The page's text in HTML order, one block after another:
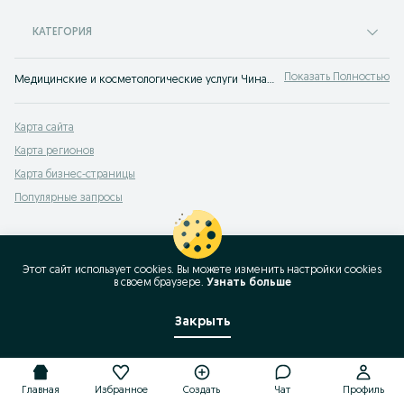
КАТЕГОРИЯ
Медицинские и косметологические услуги Чиназ ⭐ Большое количество специалистов в сфере медицины и косметологии ⚡ Выгодные цены на OLX.uz! Показать Полностью
Карта сайта
Карта регионов
Карта бизнес-страницы
Популярные запросы
Главная Избранное Создать Чат Профиль
Этот сайт использует cookies. Вы можете изменить настройки cookies
в своeм браузере. Узнать больше
Закрыть